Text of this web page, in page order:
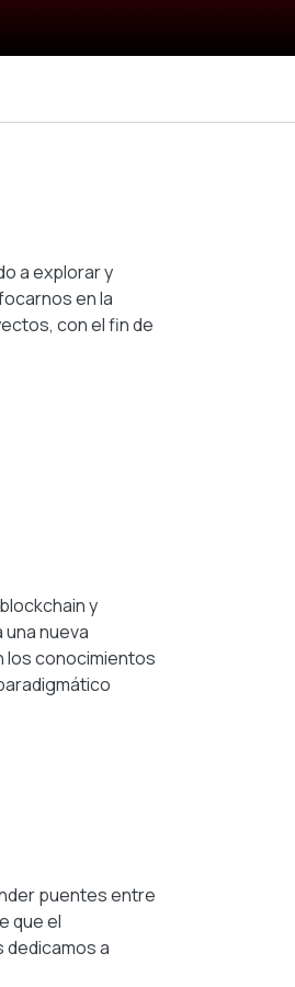
a explorar y
en la
con el fin de
y
nueva
los conocimientos
puentes entre
que el
a